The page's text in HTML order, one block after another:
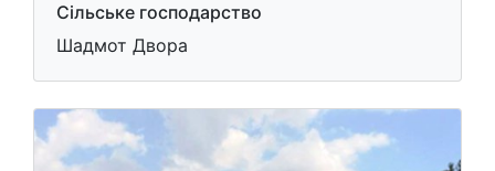
Сільське господарство
Шадмот Двора